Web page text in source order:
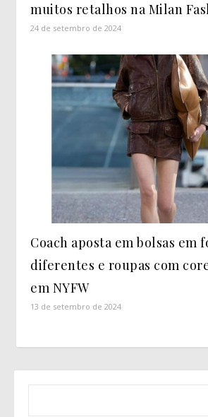
muitos retalhos na Milan
24 de setembro de 2024
Coach aposta em bolsas em
diferentes e roupas com
em NYFW
13 de setembro de 2024